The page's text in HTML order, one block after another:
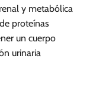
y metabólica
proteínas
un cuerpo
urinaria